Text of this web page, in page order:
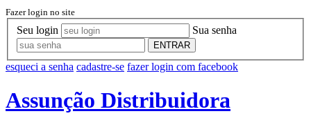
Fazer login no site
Seu login Sua senha
ENTRAR
esqueci a senha cadastre-se fazer login com facebook
Assunção Distribuidora